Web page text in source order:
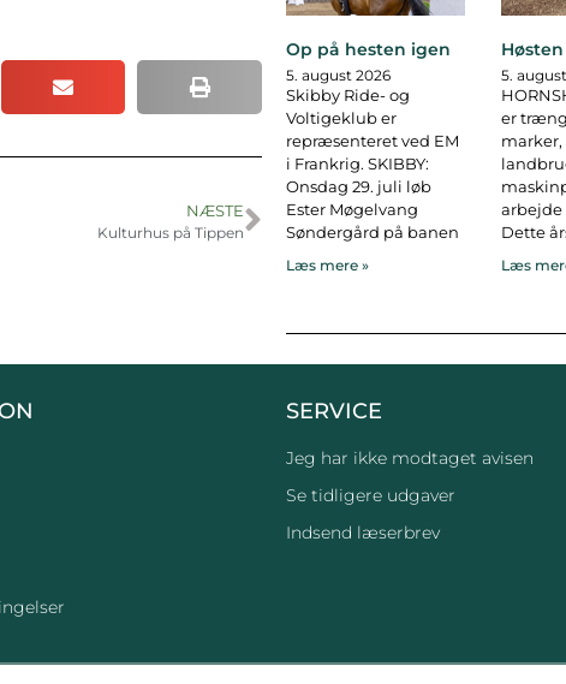
NÆSTE
Kulturhus på Tippen
Op på hesten igen
5. august 2026
Skibby Ride- og
Voltigeklub er
repræsenteret ved EM
i Frankrig. SKIBBY:
Onsdag 29. juli løb
Ester Møgelvang
Søndergård på banen
Læs mere »
5.
er
marker,
arbejde
Dette
Læs
SERVICE
Jeg har ikke modtaget avisen
Se tidligere udgaver
Indsend læserbrev